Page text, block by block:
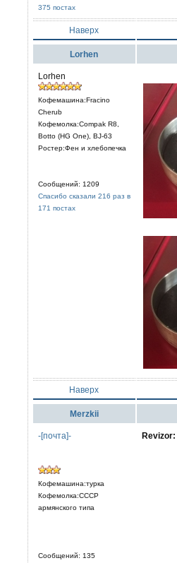
375 постах
Наверх
Lorhen
Lorhen
Кофемашина:Fracino
Cherub
Кофемолка:Compak R8,
Botto (HG One), BJ-63
Ростер:Фен и хлебопечка
Сообщений: 1209
Спасибо сказали 216 раз в
171 постах
Наверх
Merzkii
-[почта]-
Кофемашина:турка
Кофемолка:СССР
армянского типа
Сообщений: 135
Revizor: